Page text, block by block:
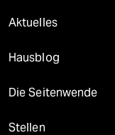
Aktuelles
Hausblog
Die Seitenwende
Stellen